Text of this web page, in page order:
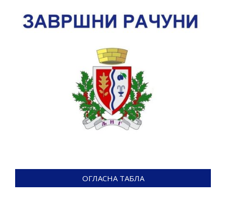
ОГЛАСНА ТАБЛА